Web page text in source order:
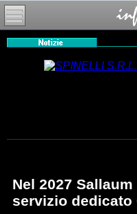
Nel 2027
servizio dedicato